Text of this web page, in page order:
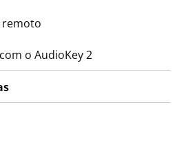
remoto
o AudioKey 2